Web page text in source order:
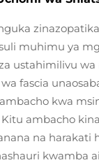
muhimu ya
ustahimilivu
fascia
kwa
ambacho
na harakati
kwamba